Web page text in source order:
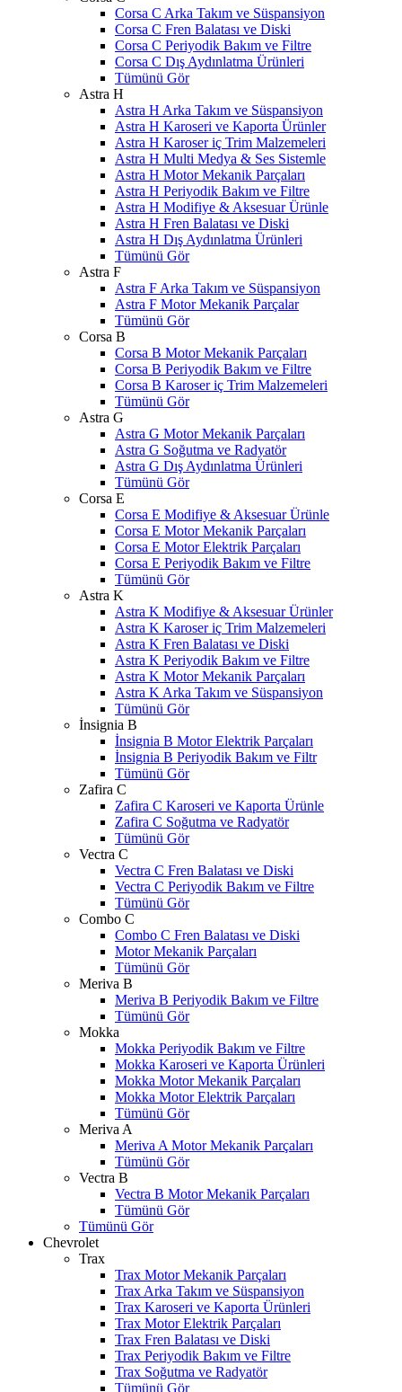
Corsa C Arka Takım ve Süspansiyon
Corsa C Fren Balatası ve Diski
Corsa C Periyodik Bakım ve Filtre
Corsa C Dış Aydınlatma Ürünleri
Tümünü Gör
Astra H
Astra H Arka Takım ve Süspansiyon
Astra H Karoseri ve Kaporta Ürünler
Astra H Karoser iç Trim Malzemeleri
Astra H Multi Medya & Ses Sistemle
Astra H Motor Mekanik Parçaları
Astra H Periyodik Bakım ve Filtre
Astra H Modifiye & Aksesuar Ürünle
Astra H Fren Balatası ve Diski
Astra H Dış Aydınlatma Ürünleri
Tümünü Gör
Astra F
Astra F Arka Takım ve Süspansiyon
Astra F Motor Mekanik Parçalar
Tümünü Gör
Corsa B
Corsa B Motor Mekanik Parçaları
Corsa B Periyodik Bakım ve Filtre
Corsa B Karoser iç Trim Malzemeleri
Tümünü Gör
Astra G
Astra G Motor Mekanik Parçaları
Astra G Soğutma ve Radyatör
Astra G Dış Aydınlatma Ürünleri
Tümünü Gör
Corsa E
Corsa E Modifiye & Aksesuar Ürünle
Corsa E Motor Mekanik Parçaları
Corsa E Motor Elektrik Parçaları
Corsa E Periyodik Bakım ve Filtre
Tümünü Gör
Astra K
Astra K Modifiye & Aksesuar Ürünler
Astra K Karoser iç Trim Malzemeleri
Astra K Fren Balatası ve Diski
Astra K Periyodik Bakım ve Filtre
Astra K Motor Mekanik Parçaları
Astra K Arka Takım ve Süspansiyon
Tümünü Gör
İnsignia B
İnsignia B Motor Elektrik Parçaları
İnsignia B Periyodik Bakım ve Filtr
Tümünü Gör
Zafira C
Zafira C Karoseri ve Kaporta Ürünle
Zafira C Soğutma ve Radyatör
Tümünü Gör
Vectra C
Vectra C Fren Balatası ve Diski
Vectra C Periyodik Bakım ve Filtre
Tümünü Gör
Combo C
Combo C Fren Balatası ve Diski
Motor Mekanik Parçaları
Tümünü Gör
Meriva B
Meriva B Periyodik Bakım ve Filtre
Tümünü Gör
Mokka
Mokka Periyodik Bakım ve Filtre
Mokka Karoseri ve Kaporta Ürünleri
Mokka Motor Mekanik Parçaları
Mokka Motor Elektrik Parçaları
Tümünü Gör
Meriva A
Meriva A Motor Mekanik Parçaları
Tümünü Gör
Vectra B
Vectra B Motor Mekanik Parçaları
Tümünü Gör
Tümünü Gör
Chevrolet
Trax
Trax Motor Mekanik Parçaları
Trax Arka Takım ve Süspansiyon
Trax Karoseri ve Kaporta Ürünleri
Trax Motor Elektrik Parçaları
Trax Fren Balatası ve Diski
Trax Periyodik Bakım ve Filtre
Trax Soğutma ve Radyatör
Tümünü Gör